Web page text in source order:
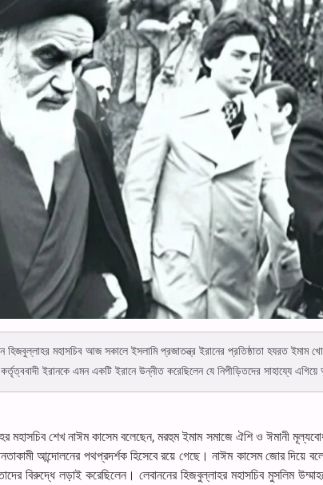
হিজবুল্লাহর মহাসচিব আজ সকালে ইসলামি প্রজাতন্ত্র ইরানের প্রতিষ্ঠাতা হযরত ইমাম
ইরানকে এমন একটি ইরানে উন্নীত করেছিলেন যে নিপীড়িতদের সাহায্যে
মহাসচিব শেখ নাঈম কাসেম বলেছেন, মরহুম ইমাম সমাজে ঐশি ও ঈমানী
আন্দোলনের পথপ্রদর্শক হিসেবে রয়ে গেছে। নাঈম কাসেম জোর দিয়ে
বিরুদ্ধে লড়াই করেছিলেন। লেবাননের হিজবুল্লাহর মহাসচিব মুসলিম